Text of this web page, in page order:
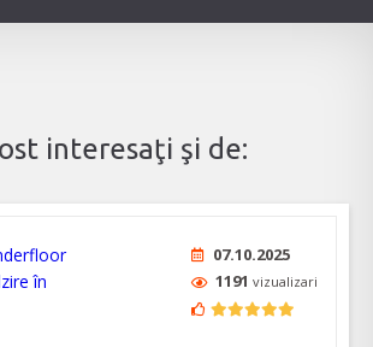
interesaţi şi de:
07.10.2025
1191 vizualizari